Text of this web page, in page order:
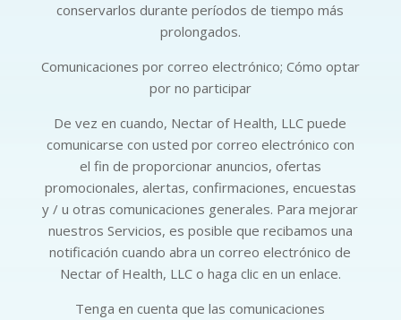
conservarlos durante períodos de tiempo más
prolongados.
Comunicaciones por correo electrónico; Cómo optar
por no participar
De vez en cuando, Nectar of Health, LLC puede
comunicarse con usted por correo electrónico con
el fin de proporcionar anuncios, ofertas
promocionales, alertas, confirmaciones, encuestas
y / u otras comunicaciones generales. Para mejorar
nuestros Servicios, es posible que recibamos una
notificación cuando abra un correo electrónico de
Nectar of Health, LLC o haga clic en un enlace.
Tenga en cuenta que las comunicaciones